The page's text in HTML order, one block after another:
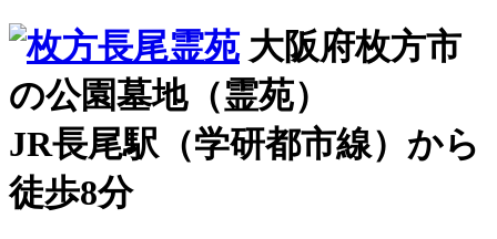
大阪府枚方市
の公園墓地（霊苑）
JR長尾駅（学研都市線）から
徒歩8分